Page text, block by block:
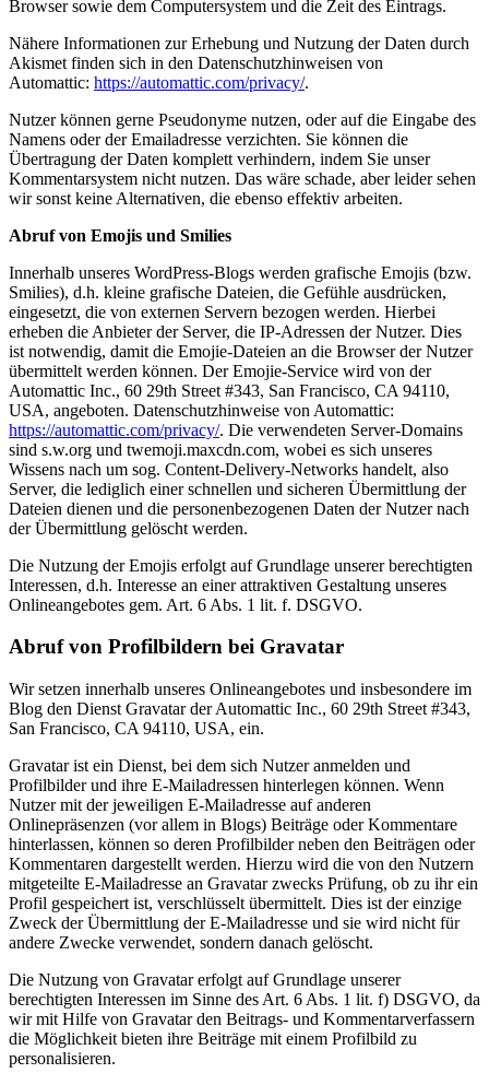
Browser sowie dem Computersystem und die Zeit des Eintrags.
Nähere Informationen zur Erhebung und Nutzung der Daten durch
Akismet finden sich in den Datenschutzhinweisen von
Automattic: https://automattic.com/privacy/.
Nutzer können gerne Pseudonyme nutzen, oder auf die Eingabe des
Namens oder der Emailadresse verzichten. Sie können die
Übertragung der Daten komplett verhindern, indem Sie unser
Kommentarsystem nicht nutzen. Das wäre schade, aber leider sehen
wir sonst keine Alternativen, die ebenso effektiv arbeiten.
Abruf von Emojis und Smilies
Innerhalb unseres WordPress-Blogs werden grafische Emojis (bzw.
Smilies), d.h. kleine grafische Dateien, die Gefühle ausdrücken,
eingesetzt, die von externen Servern bezogen werden. Hierbei
erheben die Anbieter der Server, die IP-Adressen der Nutzer. Dies
ist notwendig, damit die Emojie-Dateien an die Browser der Nutzer
übermittelt werden können. Der Emojie-Service wird von der
Automattic Inc., 60 29th Street #343, San Francisco, CA 94110,
USA, angeboten. Datenschutzhinweise von Automattic:
https://automattic.com/privacy/. Die verwendeten Server-Domains
sind s.w.org und twemoji.maxcdn.com, wobei es sich unseres
Wissens nach um sog. Content-Delivery-Networks handelt, also
Server, die lediglich einer schnellen und sicheren Übermittlung der
Dateien dienen und die personenbezogenen Daten der Nutzer nach
der Übermittlung gelöscht werden.
Die Nutzung der Emojis erfolgt auf Grundlage unserer berechtigten
Interessen, d.h. Interesse an einer attraktiven Gestaltung unseres
Onlineangebotes gem. Art. 6 Abs. 1 lit. f. DSGVO.
Abruf von Profilbildern bei Gravatar
Wir setzen innerhalb unseres Onlineangebotes und insbesondere im
Blog den Dienst Gravatar der Automattic Inc., 60 29th Street #343,
San Francisco, CA 94110, USA, ein.
Gravatar ist ein Dienst, bei dem sich Nutzer anmelden und
Profilbilder und ihre E-Mailadressen hinterlegen können. Wenn
Nutzer mit der jeweiligen E-Mailadresse auf anderen
Onlinepräsenzen (vor allem in Blogs) Beiträge oder Kommentare
hinterlassen, können so deren Profilbilder neben den Beiträgen oder
Kommentaren dargestellt werden. Hierzu wird die von den Nutzern
mitgeteilte E-Mailadresse an Gravatar zwecks Prüfung, ob zu ihr ein
Profil gespeichert ist, verschlüsselt übermittelt. Dies ist der einzige
Zweck der Übermittlung der E-Mailadresse und sie wird nicht für
andere Zwecke verwendet, sondern danach gelöscht.
Die Nutzung von Gravatar erfolgt auf Grundlage unserer
berechtigten Interessen im Sinne des Art. 6 Abs. 1 lit. f) DSGVO, da
wir mit Hilfe von Gravatar den Beitrags- und Kommentarverfassern
die Möglichkeit bieten ihre Beiträge mit einem Profilbild zu
personalisieren.